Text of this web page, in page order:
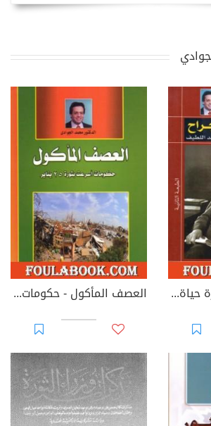
الحكيم الجراح - سيرة حياة الدكتور محمد عبد اللطيف العصف المأكول - حكومات أسرعت بثورة 25 يناير